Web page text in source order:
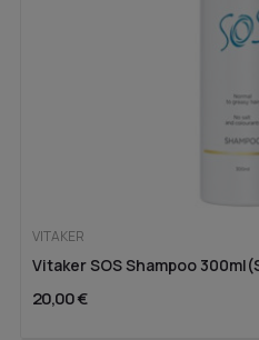
VITAKER
Vitaker SOS Shampoo
20,00 €